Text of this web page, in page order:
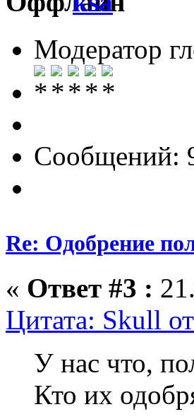
Модератор
Сообщений:
Re: Одобрение
« Ответ #3 :
Цитата: Skull
У нас что,
Кто их